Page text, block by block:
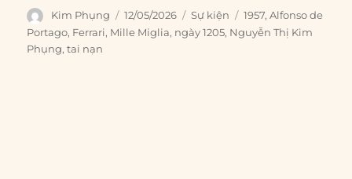
Author
Kim Phụng
Posted
on
12/05/2026 Categories
Sự kiện Tags
1957,Alfonso de
Portago, Ferrari, Mille Miglia, ngày 1205, Nguyễn Thị Kim
Phụng,tai nạn